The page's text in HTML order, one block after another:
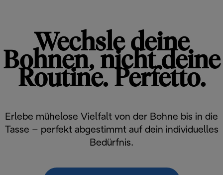
Wechsle deine
Bohnen, nicht deine
Routine. Perfetto.
Erlebe mühelose Vielfalt von der Bohne bis in die
Tasse – perfekt abgestimmt auf dein individuelles
Bedürfnis.